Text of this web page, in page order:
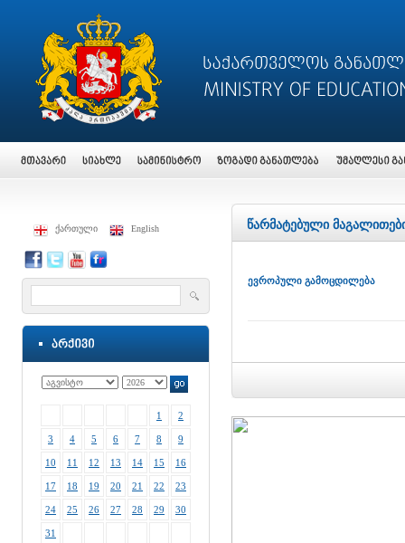
ქართული English
1 2
3 4 5 6 7 8 9
10 11 12 13 14 15 16
17 18 19 20 21 22 23
24 25 26 27 28 29 30
31
წარმატებული
ევროპული გამოცდილება